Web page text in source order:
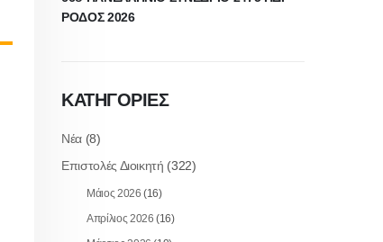
ΡΟΔΟΣ 2026
ΚΑΤΗΓΟΡΙΕΣ
Νέα(8)
Επιστολές Διοικητή (322)
Μάιος 2026 (16)
Απρίλιος 2026 (16)